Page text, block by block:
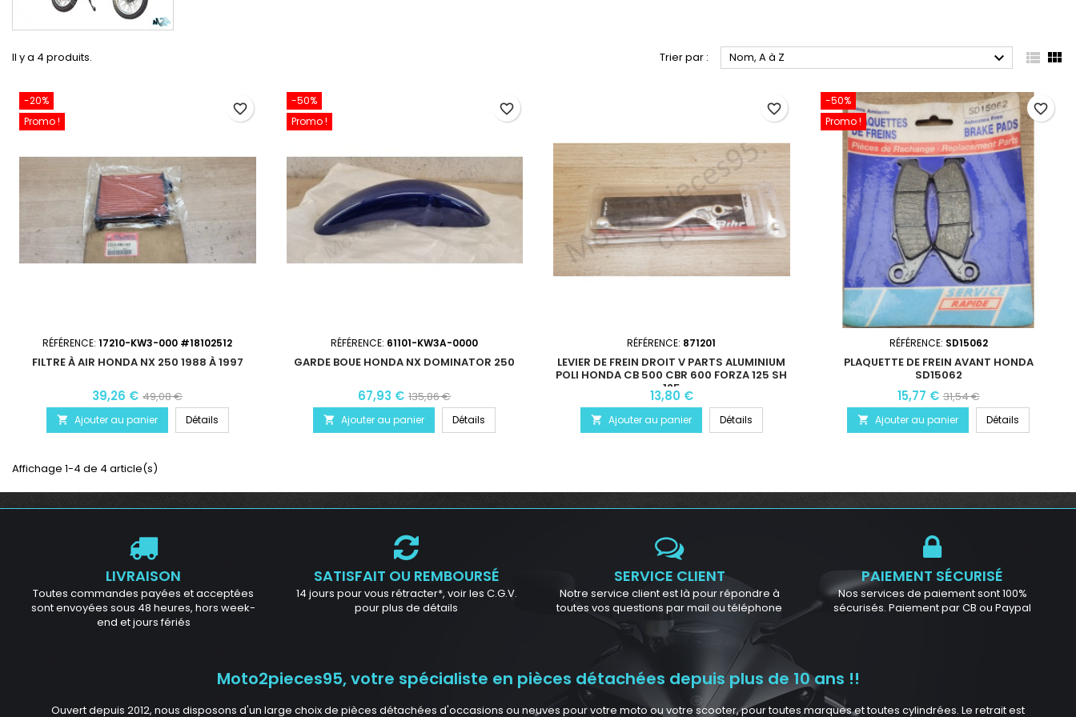
Il y a 4 produits. Trier par : Nom, A à Z   
-20%
Promo !
RÉFÉRENCE:17210-KW3-000 #18102512
FILTRE À AIR HONDA NX 250 1988 À 1997
39,26 € 49,08 €
 Ajouter au panier Détails
favorite_border
-50%
Promo !
RÉFÉRENCE: 61101-KW3A-0000
GARDE BOUE HONDA NX DOMINATOR 250
67,93 € 135,86 €
 Ajouter au panier Détails
favorite_border
RÉFÉRENCE: 871201
LEVIER DE FREIN DROIT V PARTS ALUMINIUM
POLI HONDA CB 500 CBR 600 FORZA 125 SH
125
13,80 €
 Ajouter au panier Détails
favorite_border
-50%
Promo !
RÉFÉRENCE: SD15062
PLAQUETTE DE FREIN AVANT HONDA
SD15062
15,77 € 31,54 €
 Ajouter au panier Détails
favorite_border
Affichage 1-4 de 4 article(s)
LIVRAISON
Toutes commandes payées et acceptées
sont envoyées sous 48 heures, hors week-
end et jours fériés
SATISFAIT OU REMBOURSÉ
14 jours pour vous rétracter*, voir les C.G.V.
pour plus de détails
SERVICE CLIENT
Notre service client est là pour répondre à
toutes vos questions par mail ou téléphone
PAIEMENT SÉCURISÉ
Nos services de paiement sont 100%
sécurisés. Paiement par CB ou Paypal
Moto2pieces95, votre spécialiste en pièces détachées depuis plus de 10 ans !!
Ouvert depuis 2012, nous disposons d'un large choix de pièces détachées d'occasions ou neuves pour votre moto ou votre scooter, pour toutes marques et toutes cylindrées. Le retrait est